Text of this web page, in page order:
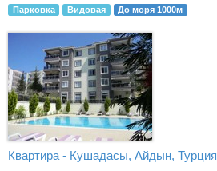
Парковка Видовая До моря 1000м
Квартира - Кушадасы, Айдын, Турция